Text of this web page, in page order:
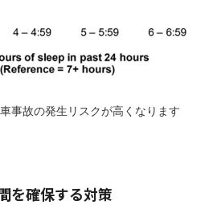
事故の発生リスクが高くなります
を確保する対策